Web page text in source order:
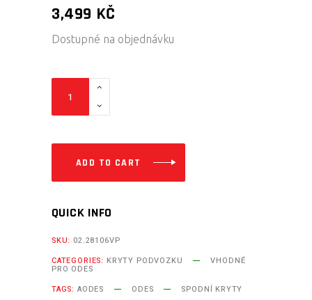
3,499 KČ
Dostupné na objednávku
A
ramen
(pár)
/
ODES
650/850/1000
quantity
ADD TO CART
QUICK INFO
SKU: 02.28106VP
CATEGORIES: KRYTY PODVOZKU VHODNÉ
PRO ODES
TAGS: AODES ODES SPODNÍ KRYTY